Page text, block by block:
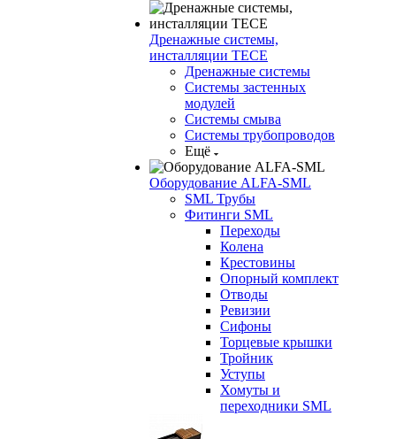
Дренажные системы,
инсталляции TECE
Дренажные системы
Системы застенных
модулей
Системы смыва
Системы трубопроводов
Ещё
Оборудование ALFA-SML
SML Трубы
Фитинги SML
Переходы
Колена
Крестовины
Опорный комплект
Отводы
Ревизии
Сифоны
Торцевые крышки
Тройник
Уступы
Хомуты и
переходники SML